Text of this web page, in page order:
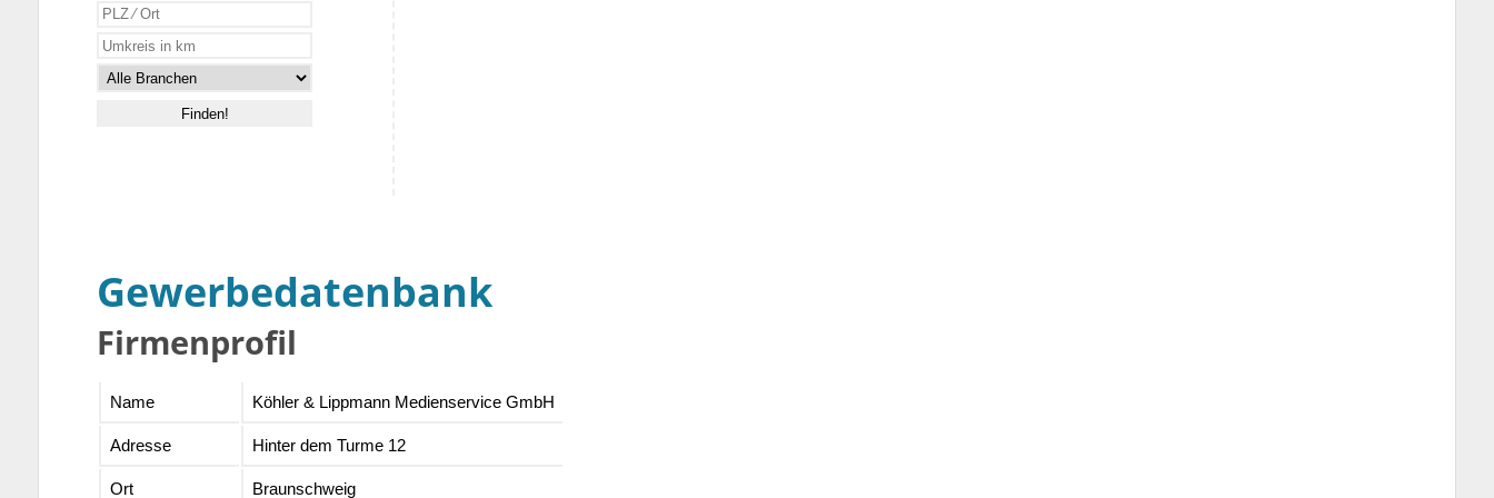
Gewerbedatenbank
Firmenprofil
Name Köhler & Lippmann Medienservice GmbH
Adresse Hinter dem Turme 12
Ort Braunschweig